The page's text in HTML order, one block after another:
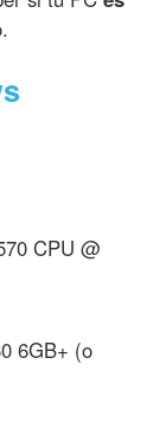
CPU @
6GB+ (o